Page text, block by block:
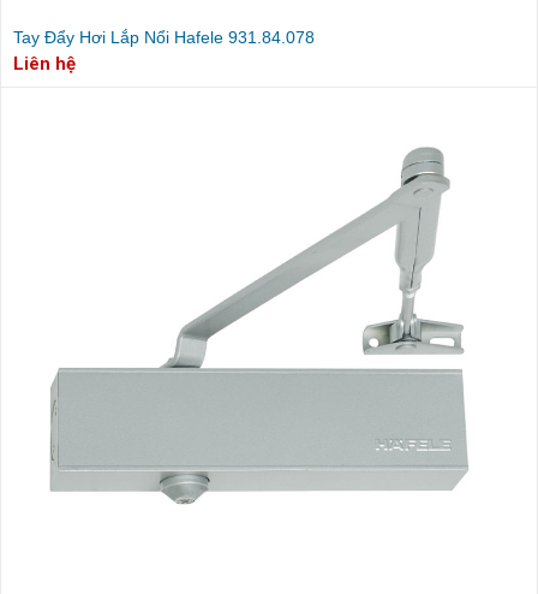
Tay Đẩy Hơi Lắp Nổi Hafele 931.84.078
Liên hệ